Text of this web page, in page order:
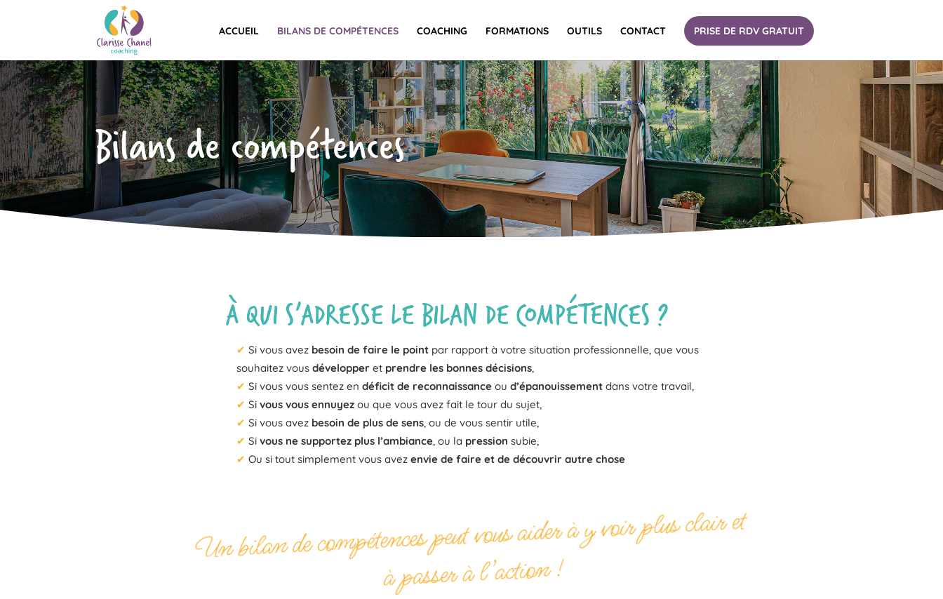
ACCUEIL BILANS DE COMPÉTENCES COACHING FORMATIONS OUTILS CONTACT PRISE DE RDV GRATUIT
Bilans de compétences
À QUI S’ADRESSE LE BILAN DE COMPÉTENCES ?
Si vous avez besoin de faire le point par rapport à votre situation professionnelle, que vous
souhaitez vous développer et prendre les bonnes décisions,
Si vous vous sentez en déficit de reconnaissance ou d’épanouissement dans votre travail,
Si vous vous ennuyez ou que vous avez fait le tour du sujet,
Si vous avez besoin de plus de sens, ou de vous sentir utile,
Si vous ne supportez plus l’ambiance, ou la pression subie,
Ou si tout simplement vous avez envie de faire et de découvrir autre chose
Un bilan de compétences peut vous aider à y voir plus clair et
à passer à l’action !